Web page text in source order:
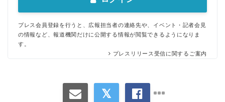
プレス会員登録を行うと、広報担当者の連絡先や、イベント・記者会見
の情報など、報道機関だけに公開する情報が閲覧できるようになりま
す。
プレスリリース受信に関するご案内